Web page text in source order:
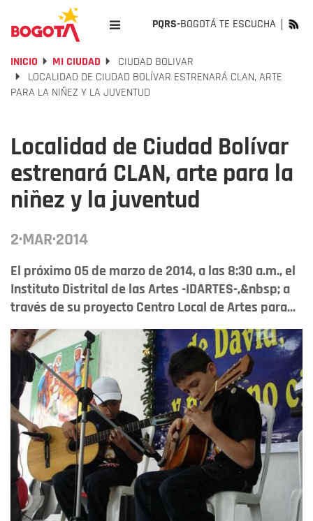
PQRS-BOGOTÁ TE ESCUCHA
INICIO MI CIUDAD
CIUDAD BOLIVAR
LOCALIDAD DE CIUDAD BOLÍVAR ESTRENARÁ CLAN, ARTE
PARA LA NIÑEZ Y LA JUVENTUD
Localidad de Ciudad Bolívar
estrenará CLAN, arte para la
niñez y la juventud
2·MAR·2014
El próximo 05 de marzo de 2014, a las 8:30 a.m., el
Instituto Distrital de las Artes -IDARTES-,&nbsp; a
través de su proyecto Centro Local de Artes para...